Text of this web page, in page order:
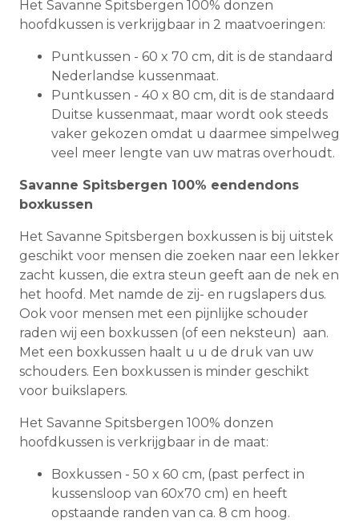
Het Savanne Spitsbergen 100% donzen
hoofdkussen is verkrijgbaar in 2 maatvoeringen:
Puntkussen - 60 x 70 cm, dit is de standaard
Nederlandse kussenmaat.
Puntkussen - 40 x 80 cm, dit is de standaard
Duitse kussenmaat, maar wordt ook steeds
vaker gekozen omdat u daarmee simpelweg
veel meer lengte van uw matras overhoudt.
Savanne Spitsbergen 100% eendendons
boxkussen
Het Savanne Spitsbergen boxkussen is bij uitstek
geschikt voor mensen die zoeken naar een lekker
zacht kussen, die extra steun geeft aan de nek en
het hoofd. Met namde de zij- en rugslapers dus.
Ook voor mensen met een pijnlijke schouder
raden wij een boxkussen (of een neksteun) aan.
Met een boxkussen haalt u u de druk van uw
schouders. Een boxkussen is minder geschikt
voor buikslapers.
Het Savanne Spitsbergen 100% donzen
hoofdkussen is verkrijgbaar in de maat:
Boxkussen - 50 x 60 cm, (past perfect in
kussensloop van 60x70 cm) en heeft
opstaande randen van ca. 8 cm hoog.